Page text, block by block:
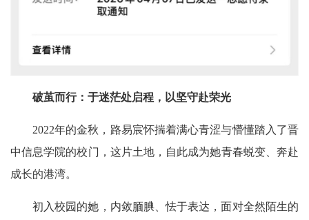
破茧而行：于迷茫处启程，以坚守赴荣光
2022年的金秋，路易宸怀揣着满心青涩与懵懂踏入了晋
中信息学院的校门，这片土地，自此成为她青春蜕变、奔赴
成长的港湾。
初入校园的她，内敛腼腆、怯于表达，面对全然陌生的